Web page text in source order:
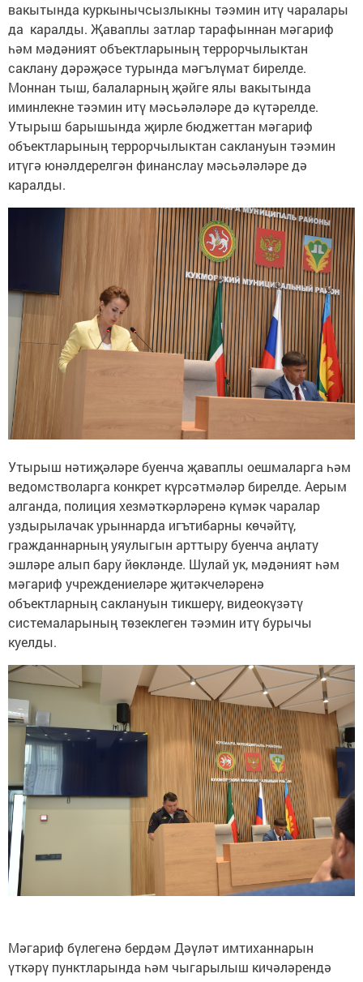
вакытында куркынычсызлыкны тәэмин итү чаралары
да каралды. Җаваплы затлар тарафыннан мәгариф
һәм мәдәният объектларының террорчылыктан
саклану дәрәҗәсе турында мәгълүмат бирелде.
Моннан тыш, балаларның җәйге ялы вакытында
иминлекне тәэмин итү мәсьәләләре дә күтәрелде.
Утырыш барышында җирле бюджеттан мәгариф
объектларының террорчылыктан саклануын тәэмин
итүгә юнәлдерелгән финанслау мәсьәләләре дә
каралды.
Утырыш нәтиҗәләре буенча җаваплы оешмаларга һәм
ведомстволарга конкрет күрсәтмәләр бирелде. Аерым
алганда, полиция хезмәткәрләренә күмәк чаралар
уздырылачак урыннарда игътибарны көчәйтү,
гражданнарның уяулыгын арттыру буенча аңлату
эшләре алып бару йөкләнде. Шулай ук, мәдәният һәм
мәгариф учреждениеләре җитәкчеләренә
объектларның саклануын тикшерү, видеокүзәтү
системаларының төзеклеген тәэмин итү бурычы
куелды.
Мәгариф бүлегенә бердәм Дәүләт имтиханнарын
үткәрү пунктларында һәм чыгарылыш кичәләрендә